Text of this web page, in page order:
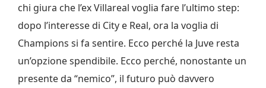
chi giura che l’ex Villareal voglia fare l’ultimo step:
dopo l’interesse di City e Real, ora la voglia di
Champions si fa sentire. Ecco perché la Juve resta
un’opzione spendibile. Ecco perché, nonostante un
presente da “nemico”, il futuro può davvero